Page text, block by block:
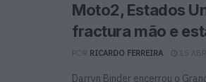
Moto2, Estados
fractura mão e
RICARDO FERREIRA 15
Darryn Binder encerrou o